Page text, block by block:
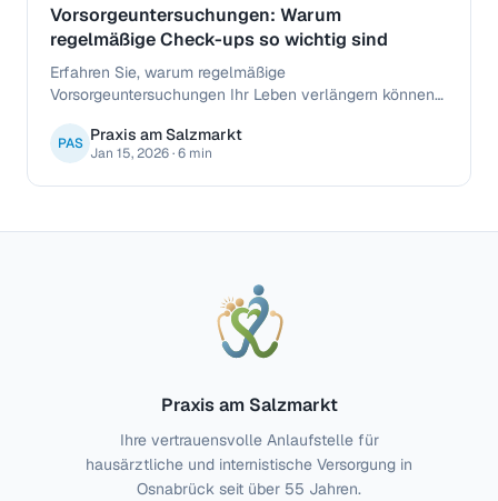
Vorsorgeuntersuchungen: Warum
regelmäßige Check-ups so wichtig sind
Erfahren Sie, warum regelmäßige
Vorsorgeuntersuchungen Ihr Leben verlängern können
werden.
PAS Praxis am Salzmarkt
Jan 15, 2026·6 min
Praxis am Salzmarkt
Ihre vertrauensvolle Anlaufstelle für
hausärztliche und internistische Versorgung in
Osnabrück seit über 55 Jahren.